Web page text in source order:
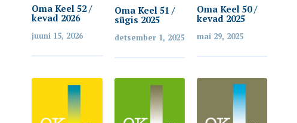
Oma Keel 52 /
kevad 2026
juuni 15, 2026
Oma Keel 51 /
sügis 2025
detsember 1, 2025
Oma Keel 50 /
kevad 2025
mai 29, 2025